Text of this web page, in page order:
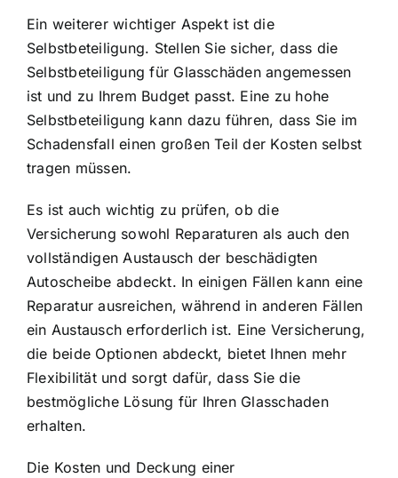
Ein weiterer wichtiger Aspekt ist die
Selbstbeteiligung. Stellen Sie sicher, dass die
Selbstbeteiligung für Glasschäden angemessen
ist und zu Ihrem Budget passt. Eine zu hohe
Selbstbeteiligung kann dazu führen, dass Sie im
Schadensfall einen großen Teil der Kosten selbst
tragen müssen.
Es ist auch wichtig zu prüfen, ob die
Versicherung sowohl Reparaturen als auch den
vollständigen Austausch der beschädigten
Autoscheibe abdeckt. In einigen Fällen kann eine
Reparatur ausreichen, während in anderen Fällen
ein Austausch erforderlich ist. Eine Versicherung,
die beide Optionen abdeckt, bietet Ihnen mehr
Flexibilität und sorgt dafür, dass Sie die
bestmögliche Lösung für Ihren Glasschaden
erhalten.
Die Kosten und Deckung einer